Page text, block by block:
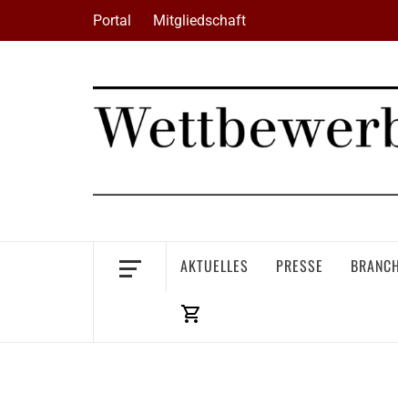
Portal Mitgliedschaft
AKTUELLES PRESSE